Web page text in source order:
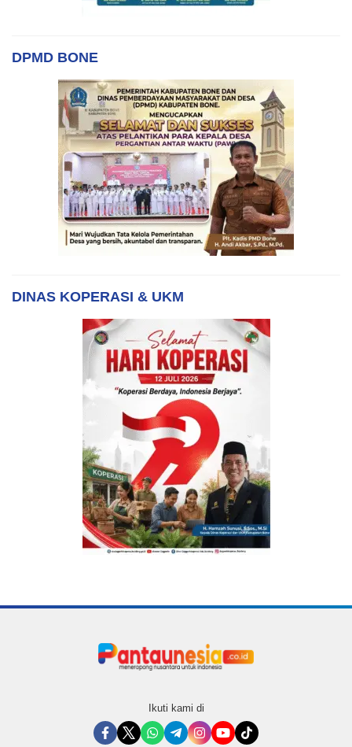
DPMD BONE
DINAS KOPERASI & UKM
Ikuti kami di